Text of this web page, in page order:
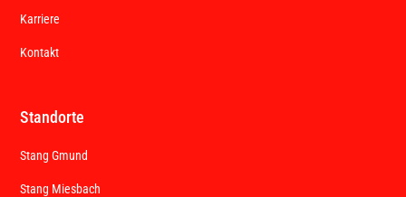
Karriere
Kontakt
Standorte
Stang Gmund
Stang Miesbach